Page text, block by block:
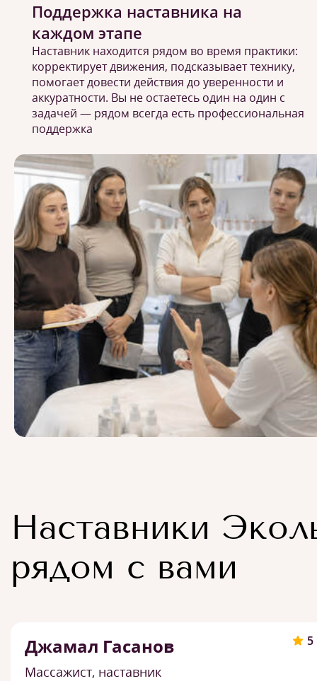
Поддержка наставника на
каждом этапе
Наставник находится рядом во время практики:
корректирует движения, подсказывает технику,
помогает довести действия до уверенности и
аккуратности. Вы не остаетесь один на один с
задачей — рядом всегда есть профессиональная
поддержка
Наставники
рядом с вами
5
Джамал Гасанов
Массажист, наставник